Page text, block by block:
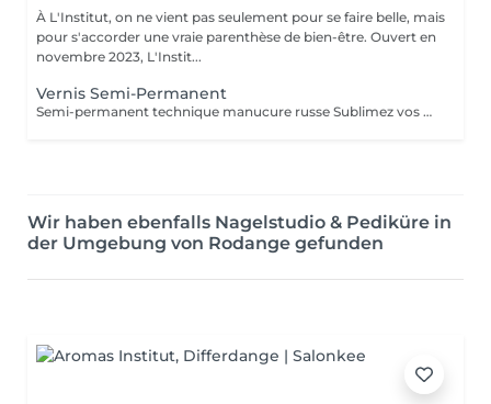
À L'Institut, on ne vient pas seulement pour se faire belle, mais
pour s'accorder une vraie parenthèse de bien-être. Ouvert en
novembre 2023, L'Instit...
Vernis Semi-Permanent
Semi-permanent technique manucure russe Sublimez vos ongles avec notre manucure russe, une technique professionnelle qui offre un résultat ultra-précis et durable. Cette prestation inclut : Soin complet des ongles et cuticules Limage et préparation minutieuse Application du semi-permanent pour un rendu net et élégant Résultat impeccable : la repousse n'est pas visible pendant 10 jours Durée : 45 minutes
Wir haben ebenfalls Nagelstudio & Pediküre in
der Umgebung von Rodange gefunden